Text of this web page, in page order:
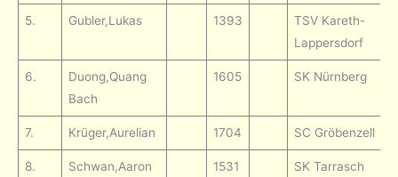
5. Gubler,Lukas 1393
TSV Kareth-
Lappersdorf
6.
Duong,Quang
Bach
1605 SK Nürnberg
7. Krüger,Aurelian 1704 SC Gröbenzell
8. Schwan,Aaron 1531
SK Tarrasch